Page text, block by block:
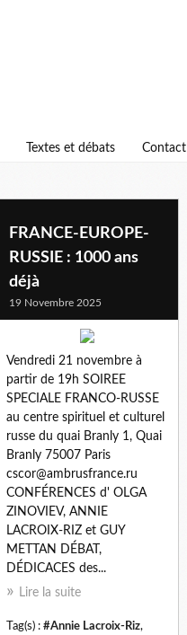
Textes et débats Contact
FRANCE-EUROPE-
RUSSIE : 1000 ans
déjà
19 Novembre 2025
Vendredi 21 novembre à
partir de 19h SOIREE
SPECIALE FRANCO-RUSSE
au centre spirituel et culturel
russe du quai Branly 1, Quai
Branly 75007 Paris
cscor@ambrusfrance.ru
CONFÉRENCES d' OLGA
ZINOVIEV, ANNIE
LACROIX-RIZ et GUY
METTAN DÉBAT,
DÉDICACES des...
Lire la suite
Tag(s) : #Annie Lacroix-Riz,